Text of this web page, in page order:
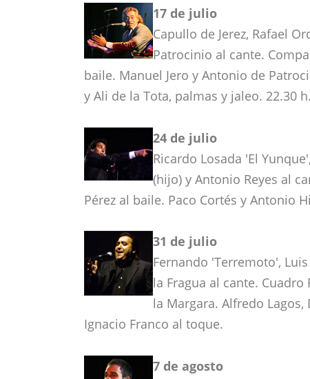
17 de julio
Capullo de Jerez, Rafael
Patrocinio al cante.
baile. Manuel Jero y Antonio de
y Ali de la Tota, palmas y jaleo. 22.30 h.
24 de julio
Ricardo Losada 'El
(hijo) y Antonio Reyes al
Pérez al baile. Paco Cortés y Antonio
31 de julio
Fernando 'Terremoto',
la Fragua al cante.
la Margara. Alfredo Lagos,
Ignacio Franco al toque.
7 de agosto